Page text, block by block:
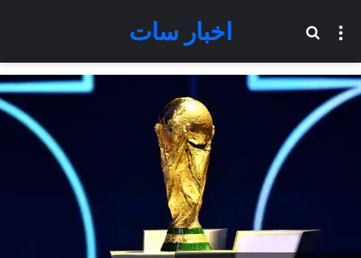
اخبار سات القائمة